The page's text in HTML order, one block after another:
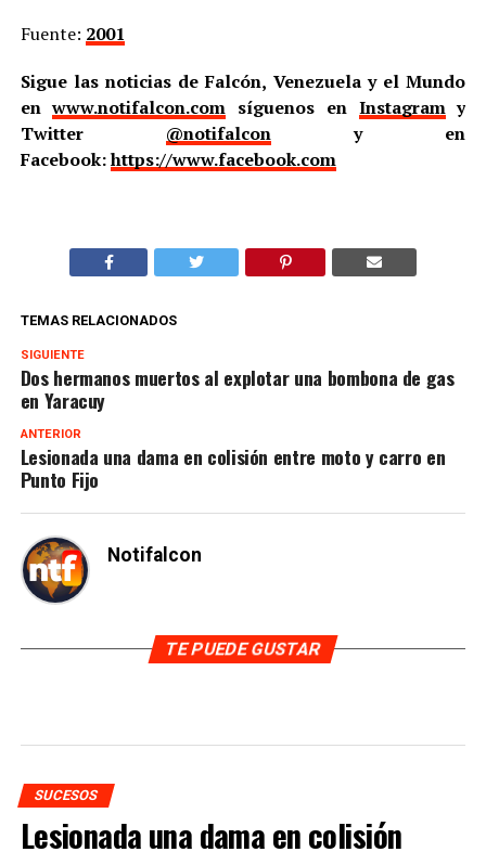
Fuente: 2001
Sigue las noticias de Falcón, Venezuela y el Mundo
enwww.notifalcon.com síguenos en Instagramy
Twitter @notifalcony en
Facebook:https://www.facebook.com
TEMAS RELACIONADOS
SIGUIENTE
Dos hermanos muertos al explotar una bombona de gas
en Yaracuy
ANTERIOR
Lesionada una dama en colisión entre moto y carro en
Punto Fijo
Notifalcon
TE PUEDE GUSTAR
SUCESOS
Lesionada una dama en colisión